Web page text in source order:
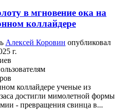
в мгновение ока на
коллайдере
Алексей Коровин опубликовал
г.
коллайдере ученые из
достигли мимолетной формы
- превращения свинца в...